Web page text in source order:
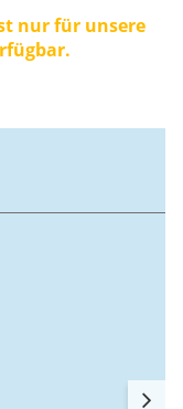
bereits zu
nur für unsere